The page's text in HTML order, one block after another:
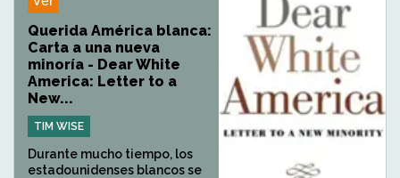
Querida América blanca:
Carta a una nueva
minoría - Dear White
America: Letter to a
New...
TIM WISE
Durante mucho tiempo, los
estadounidenses blancos se